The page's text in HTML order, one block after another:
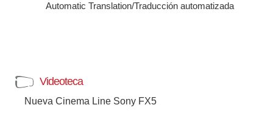
Automatic Translation/Traducción automatizada
Videoteca
Nueva Cinema Line Sony FX5